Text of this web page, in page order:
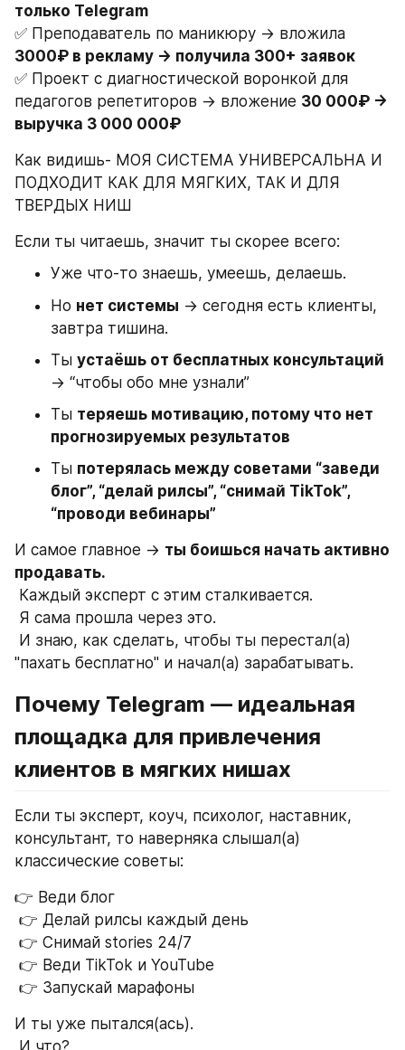
только Telegram
3000₽ в рекламу → получила 300+ заявок
✅ Проект с диагностической воронкой для
педагогов репетиторов → вложение 30 000₽ →
выручка 3 000 000₽
Как видишь- МОЯ СИСТЕМА УНИВЕРСАЛЬНА И
ПОДХОДИТ КАК ДЛЯ МЯГКИХ, ТАК И ДЛЯ
ТВЕРДЫХ НИШ
Если ты читаешь, значит ты скорее всего:
Уже что-то знаешь, умеешь, делаешь.
Но нет системы → сегодня есть клиенты,
завтра тишина.
Ты устаёшь от бесплатных консультаций
→ “чтобы обо мне узнали”
Ты теряешь мотивацию, потому что нет
прогнозируемых результатов
Ты потерялась между советами “заведи
блог”, “делай рилсы”, “снимай TikTok”,
“проводи вебинары”
И самое главное → ты боишься начать активно
продавать.
Каждый эксперт с этим сталкивается.
Я сама прошла через это.
"пахать бесплатно" и начал(а) зарабатывать.
Почему Telegram — идеальная
площадка для привлечения
клиентов в мягких нишах
Если ты эксперт, коуч, психолог, наставник,
консультант, то наверняка слышал(а)
классические советы:
👉 Веди блог
👉 Делай рилсы каждый день
👉 Снимай stories 24/7
👉 Веди TikTok и YouTube
👉 Запускай марафоны
И ты уже пытался(ась).
И что?